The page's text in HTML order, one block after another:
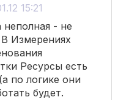
15:21
- не
В Измерениях
Ресурсы есть
по логике они
будет.